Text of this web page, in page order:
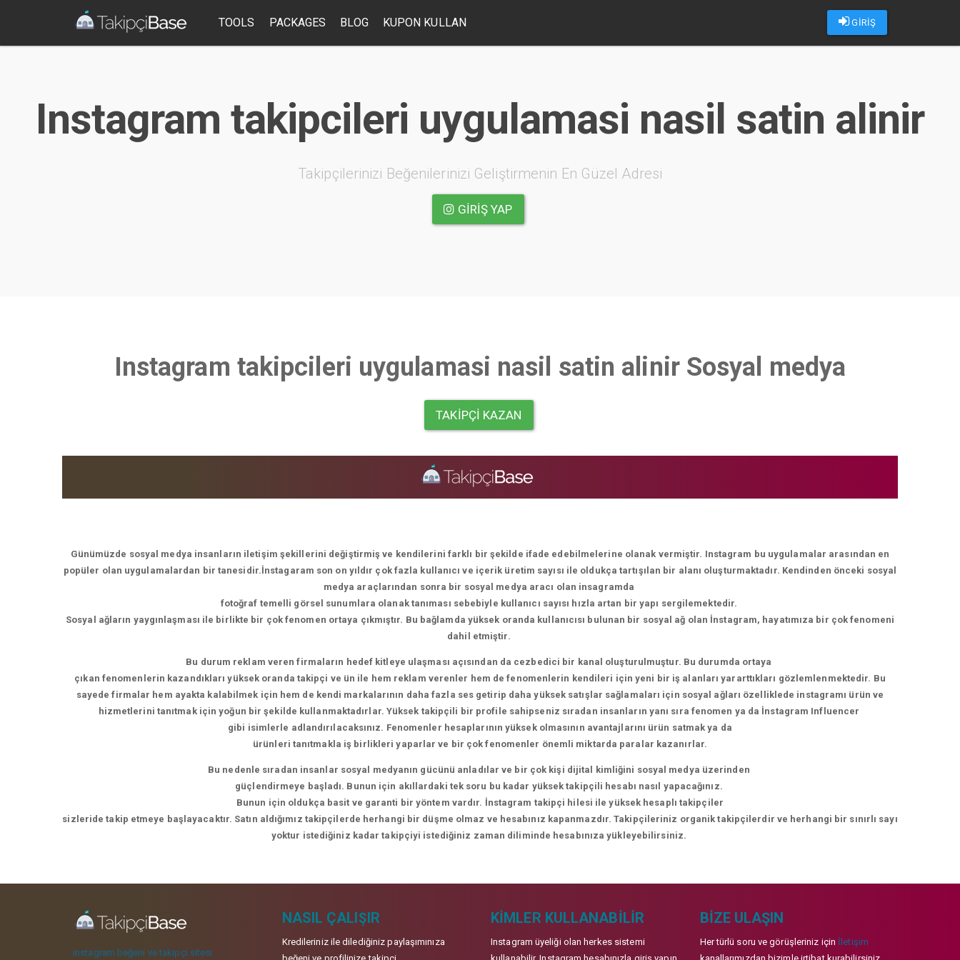
GİRİŞ
TOOLS PACKAGES BLOG KUPON KULLAN
Instagram takipcileri uygulamasi nasil satin alinir
Takipçilerinizi Beğenilerinizi Geliştirmenin En Güzel Adresi
GIRIŞ YAP
Instagram takipcileri uygulamasi nasil satin alinir Sosyal medya
TAKIPÇI KAZAN
Günümüzde sosyal medya insanların iletişim şekillerini değiştirmiş ve kendilerini farklı bir şekilde ifade edebilmelerine olanak vermiştir. Instagram bu uygulamalar arasından en
popüler olan uygulamalardan bir tanesidir.İnstagaram son on yıldır çok fazla kullanıcı ve içerik üretim sayısı ile oldukça tartışılan bir alanı oluşturmaktadır. Kendinden önceki sosyal
medya araçlarından sonra bir sosyal medya aracı olan insagramda
fotoğraf temelli görsel sunumlara olanak tanıması sebebiyle kullanıcı sayısı hızla artan bir yapı sergilemektedir.
Sosyal ağların yaygınlaşması ile birlikte bir çok fenomen ortaya çıkmıştır. Bu bağlamda yüksek oranda kullanıcısı bulunan bir sosyal ağ olan İnstagram, hayatımıza bir çok fenomeni
dahil etmiştir.
Bu durum reklam veren firmaların hedef kitleye ulaşması açısından da cezbedici bir kanal oluşturulmuştur. Bu durumda ortaya
çıkan fenomenlerin kazandıkları yüksek oranda takipçi ve ün ile hem reklam verenler hem de fenomenlerin kendileri için yeni bir iş alanları yararttıkları gözlemlenmektedir. Bu
sayede firmalar hem ayakta kalabilmek için hem de kendi markalarının daha fazla ses getirip daha yüksek satışlar sağlamaları için sosyal ağları özelliklede instagramı ürün ve
hizmetlerini tanıtmak için yoğun bir şekilde kullanmaktadırlar. Yüksek takipçili bir profile sahipseniz sıradan insanların yanı sıra fenomen ya da İnstagram Influencer
gibi isimlerle adlandırılacaksınız. Fenomenler hesaplarının yüksek olmasının avantajlarını ürün satmak ya da
ürünleri tanıtmakla iş birlikleri yaparlar ve bir çok fenomenler önemli miktarda paralar kazanırlar.
Bu nedenle sıradan insanlar sosyal medyanın gücünü anladılar ve bir çok kişi dijital kimliğini sosyal medya üzerinden
güçlendirmeye başladı. Bunun için akıllardaki tek soru bu kadar yüksek takipçili hesabı nasıl yapacağınız.
Bunun için oldukça basit ve garanti bir yöntem vardır. İnstagram takipçi hilesi ile yüksek hesaplı takipçiler
sizleride takip etmeye başlayacaktır. Satın aldığımız takipçilerde herhangi bir düşme olmaz ve hesabınız kapanmazdır. Takipçileriniz organik takipçilerdir ve herhangi bir sınırlı sayı
yoktur istediğiniz kadar takipçiyi istediğiniz zaman diliminde hesabınıza yükleyebilirsiniz.
instagram beğeni ve takipçi sitesi
NASIL ÇALIŞIR
Kredileriniz ile dilediğiniz paylaşımınıza
KIMLER KULLANABILIR
Instagram üyeliği olan herkes sistemi
BIZE ULAŞIN
Her türlü soru ve görüşleriniz için İletişim